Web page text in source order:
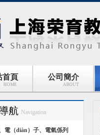
首頁
HOME
公司簡介
ABOUT
航 Navigation
電（diàn）子、電氣係列